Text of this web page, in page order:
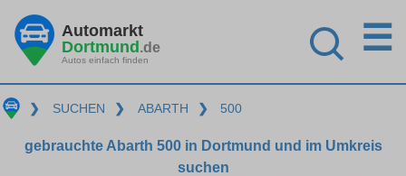
Automarkt
Dortmund.de
Autos einfach finden
☰
❯ SUCHEN ❯ ABARTH ❯ 500
gebrauchte Abarth 500 in Dortmund und im Umkreis
suchen